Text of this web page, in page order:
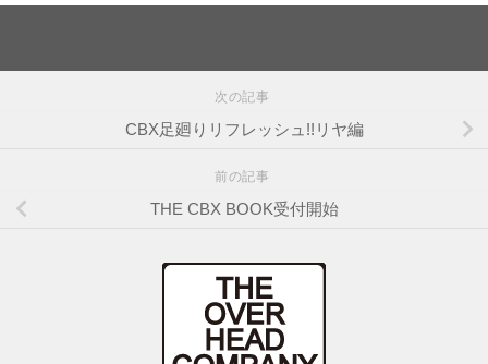
次の記事
CBX足廻りリフレッシュ!!リヤ編
前の記事
THE CBX BOOK受付開始